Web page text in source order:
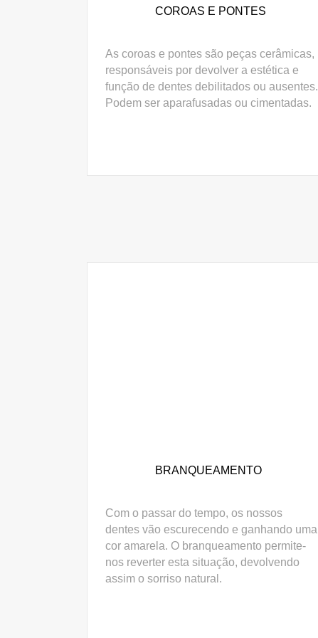
COROAS E PONTES
As coroas e pontes são peças cerâmicas,
responsáveis por devolver a estética e
função de dentes debilitados ou ausentes.
Podem ser aparafusadas ou cimentadas.
BRANQUEAMENTO
Com o passar do tempo, os nossos
dentes vão escurecendo e ganhando uma
cor amarela. O branqueamento permite-
nos reverter esta situação, devolvendo
assim o sorriso natural.